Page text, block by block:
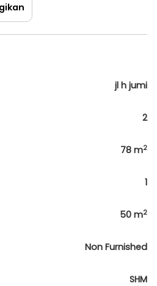
jl h jumi
2
78 m2
1
50 m2
Non Furnished
SHM